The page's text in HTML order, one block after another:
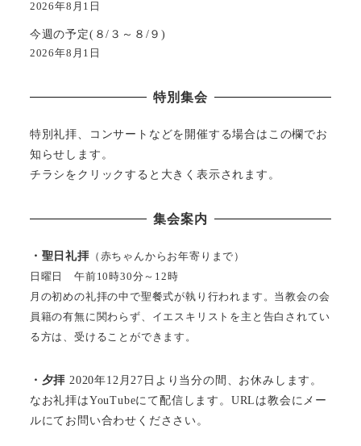
2026年8月1日
今週の予定(８/３～８/９)
2026年8月1日
特別集会
特別礼拝、コンサートなどを開催する場合はこの欄でお
知らせします。
チラシをクリックすると大きく表示されます。
集会案内
・聖日礼拝 （赤ちゃんからお年寄りまで）
日曜日 午前10時30分～12時
月の初めの礼拝の中で聖餐式が執り行われます。当教会の会
員籍の有無に関わらず、イエスキリストを主と告白されてい
る方は、受けることができます。
・夕拝 2020年12月27日より当分の間、お休みします。
なお礼拝はYouTubeにて配信します。URLは教会にメー
ルにてお問い合わせくだささい。